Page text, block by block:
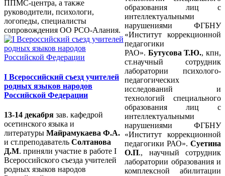
ППМС-центра, а также
руководители, психологи,
логопеды, специалисты
сопровождения ОО РСО-Алания.
I Всероссийский съезд учителей
родных языков народов
Российской Федерации
13-14 декабря зав. кафедрой
осетинского языка и
литературы Майрамукаева Ф.А.
и ст.преподаватель Солтанова
Д.М. приняли участие в работе I
Всероссийского съезда учителей
родных языков народов
образования лиц с
интеллектуальными
нарушениями ФГБНУ
«Институт коррекционной
педагогики
РАО». Бутусова Т.Ю., кпн,
ст.научный сотрудник
лаборатории психолого-
педагогических
исследований и
технологий специального
образования лиц с
интеллектуальными
нарушениями ФГБНУ
«Институт коррекционной
педагогики РАО». Суетина
О.П., научный сотрудник
лаборатории образования и
комплексной абилитации